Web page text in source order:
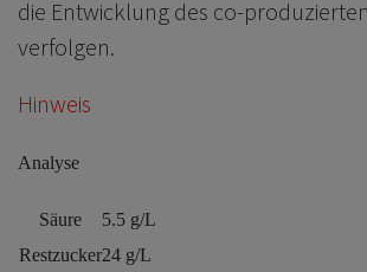
die Entwicklung des co-
verfolgen.
Hinweis
Analyse
Säure
5.5 g/L
Restzucker24 g/L